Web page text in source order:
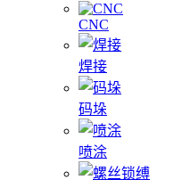
CNC
焊接
码垛
喷涂